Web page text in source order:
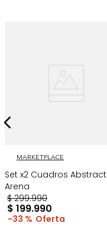
MARKETPLACE
Set x2 Cuadros Abstract
Arena
$ 299.990
$ 199.990
33 %